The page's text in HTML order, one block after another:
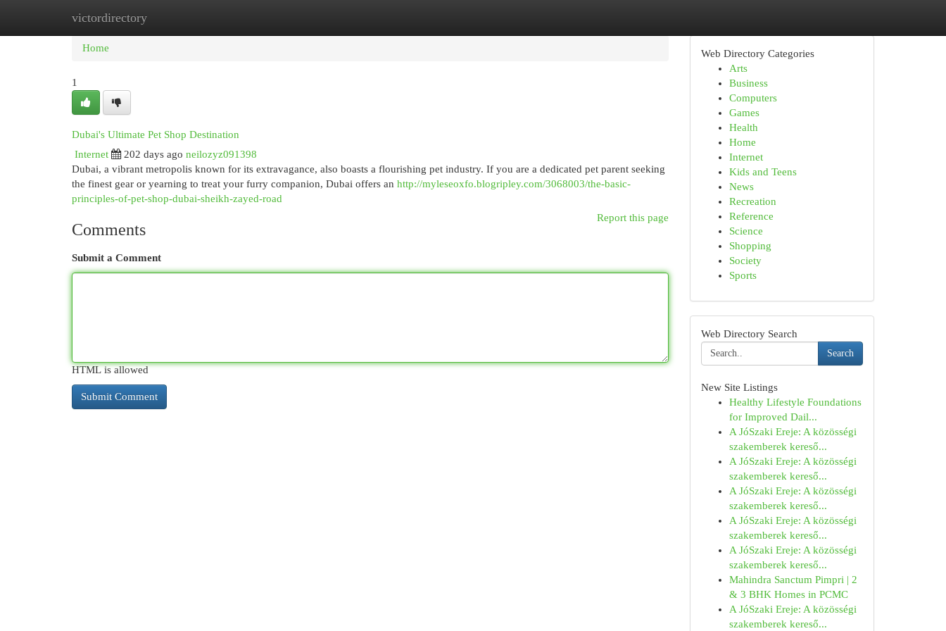
victordirectory
Home New Site Listings
Home
1
Dubai's Ultimate Pet Shop Destination
Internet
202 days ago neilozyz091398
Dubai, a vibrant metropolis known for its extravagance, also boasts a flourishing pet industry. If you are a dedicated pet parent seeking
the finest gear or yearning to treat your furry companion, Dubai offers an http://myleseoxfo.blogripley.com/3068003/the-basic-
principles-of-pet-shop-dubai-sheikh-zayed-road
Report this page
Comments
Submit a Comment
HTML is allowed
Web Directory Categories
Arts
Business
Computers
Games
Health
Home
Internet
Kids and Teens
News
Recreation
Reference
Science
Shopping
Society
Sports
Web Directory Search
Search
New Site Listings
Healthy Lifestyle Foundations
for Improved Dail...
A JóSzaki Ereje: A közösségi
szakemberek kereső...
A JóSzaki Ereje: A közösségi
szakemberek kereső...
A JóSzaki Ereje: A közösségi
szakemberek kereső...
A JóSzaki Ereje: A közösségi
szakemberek kereső...
A JóSzaki Ereje: A közösségi
szakemberek kereső...
Mahindra Sanctum Pimpri | 2
& 3 BHK Homes in PCMC
A JóSzaki Ereje: A közösségi
szakemberek kereső...